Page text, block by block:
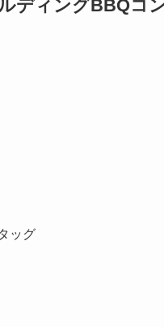
ディングBBQコ
ッグ